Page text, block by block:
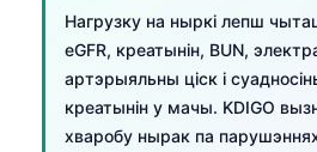
Нагрузку на ныркі лепш
eGFR, креатынін, BUN,
артэрыяльны ціск і
креатынін у мачы. KDIGO
хваробу нырак па
Occitan
العربية المغربية
Afrikaans
Монгол